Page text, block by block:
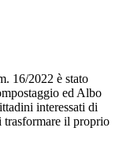
16/2022 è stato
ed Albo
interessati di
trasformare il proprio